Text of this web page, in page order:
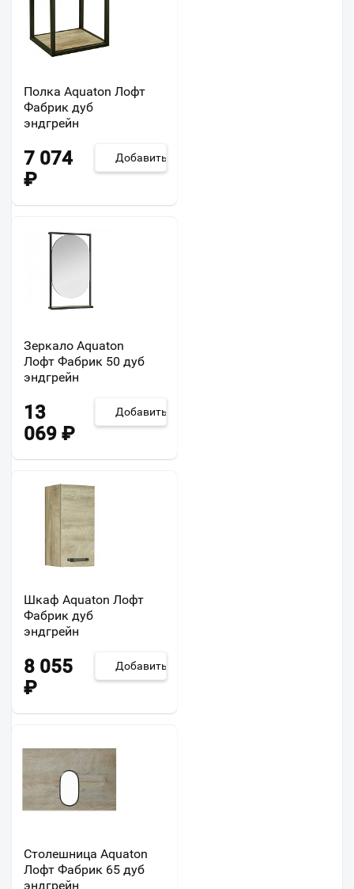
Полка Aquaton Лофт
Фабрик дуб
эндгрейн
7 074
₽
Добавить
Зеркало Aquaton
Лофт Фабрик 50 дуб
эндгрейн
13
069 ₽
Добавить
Шкаф Aquaton Лофт
Фабрик дуб
эндгрейн
8 055
₽
Добавить
Столешница Aquaton
Лофт Фабрик 65 дуб
эндгрейн